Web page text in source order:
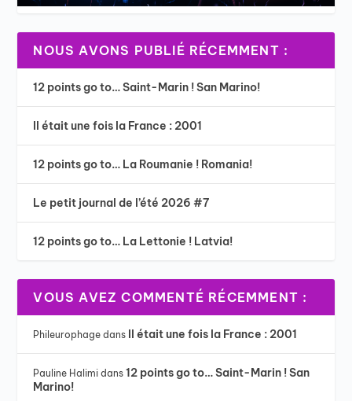
NOUS AVONS PUBLIÉ RÉCEMMENT :
12 points go to… Saint-Marin ! San Marino!
Il était une fois la France : 2001
12 points go to… La Roumanie ! Romania!
Le petit journal de l’été 2026 #7
12 points go to… La Lettonie ! Latvia!
VOUS AVEZ COMMENTÉ RÉCEMMENT :
Phileurophage dans Il était une fois la France : 2001
Pauline Halimi dans12 points go to… Saint-Marin ! San
Marino!